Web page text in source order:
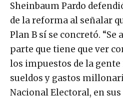
Sheinbaum Pardo
de la reforma al señalar
Plan B sí se concretó. “Se
parte que tiene que ver
los impuestos de la gente
sueldos y gastos
Nacional Electoral, en